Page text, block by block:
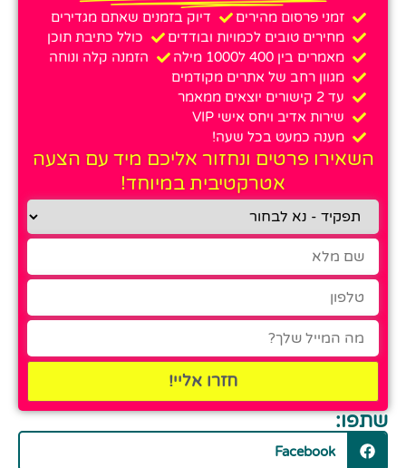
זמני פרסום מהירים
דיוק בזמנים שאתם מגדירים
מחירים טובים לכמויות ובודדים
כולל כתיבת תוכן
מאמרים בין 400 ל1000 מילה
הזמנה קלה ונוחה
מגוון רחב של אתרים מקודמים
עד 2 קישורים יוצאים ממאמר
שירות אדיב ויחס אישי VIP
מענה כמעט בכל שעה!
השאירו פרטים ונחזור אליכם מיד עם הצעה
אטרקטיבית במיוחד!
חזרו אליי!
שתפו:
Facebook